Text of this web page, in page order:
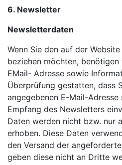
6. Newsletter
Newsletterdaten
Wenn Sie den auf der
beziehen möchten,
EMail- Adresse sowie
Überprüfung gestatten, dass
angegebenen E-Mail-
Empfang des Newsletters
Daten werden nicht bzw. nur
erhoben. Diese Daten
den Versand der
geben diese nicht an Dritte